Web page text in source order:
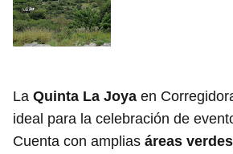
La Quinta La Joya en
ideal para la celebración de
Cuenta con amplias áreas verdes